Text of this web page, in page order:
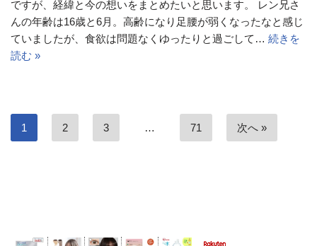
ですが、経緯と今の想いをまとめたいと思います。 レン兄さ
んの年齢は16歳と6月。高齢になり足腰が弱くなったなと感じ
ていましたが、食欲は問題なくゆったりと過ごして… 続きを
読む »
1 2 3 … 71 次へ »